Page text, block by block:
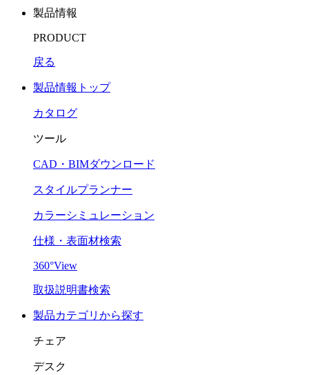
製品情報
PRODUCT
戻る
製品情報トップ
カタログ
ツール
CAD・BIMダウンロード
スタイルプランナー
カラーシミュレーション
仕様・表面材検索
360°View
取扱説明書検索
製品カテゴリから探す
チェア
デスク